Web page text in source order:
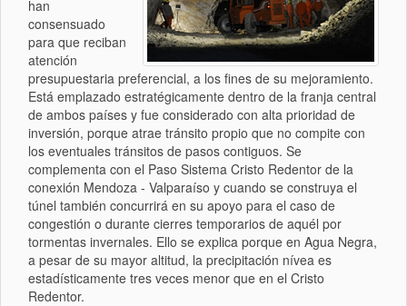
han
consensuado
para que reciban
atención
presupuestaria preferencial, a los fines de su mejoramiento.
Está emplazado estratégicamente dentro de la franja central
de ambos países y fue considerado con alta prioridad de
inversión, porque atrae tránsito propio que no compite con
los eventuales tránsitos de pasos contiguos. Se
complementa con el Paso Sistema Cristo Redentor de la
conexión Mendoza - Valparaíso y cuando se construya el
túnel también concurrirá en su apoyo para el caso de
congestión o durante cierres temporarios de aquél por
tormentas invernales. Ello se explica porque en Agua Negra,
a pesar de su mayor altitud, la precipitación nívea es
estadísticamente tres veces menor que en el Cristo
Redentor.